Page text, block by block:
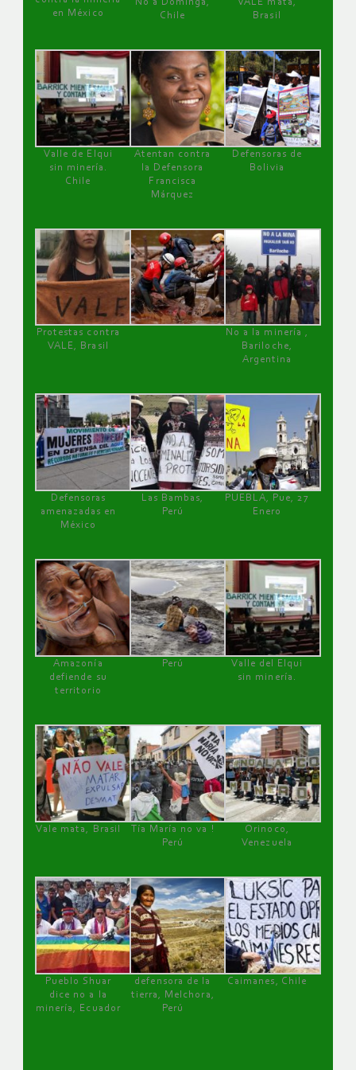
en México
Chile
Brasil
Valle de Elqui
sin minería.
Chile
Atentan contra
la Defensora
Francisca
Márquez
Defensoras de
Bolivia
Protestas contra
VALE, Brasil
No a la minería ,
Bariloche,
Argentina
Defensoras
amenazadas en
México
Las Bambas,
Perú
PUEBLA, Pue, 27
Enero
Amazonía
defiende su
territorio
Perú
Valle del Elqui
sin minería.
Vale mata, Brasil
Tía María no va !
Perú
Orinoco,
Venezuela
Pueblo Shuar
dice no a la
minería, Ecuador
defensora de la
tierra, Melchora,
Perú
Caimanes, Chile